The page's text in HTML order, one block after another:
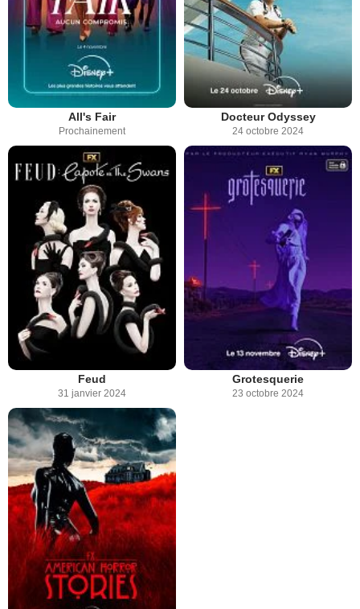
All's Fair
Prochainement
Docteur Odyssey
24 octobre 2024
Feud
31 janvier 2024
Grotesquerie
23 octobre 2024